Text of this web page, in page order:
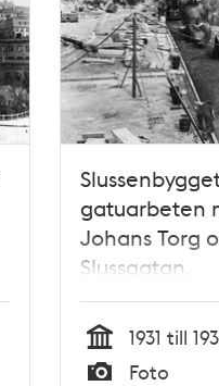
gatuarbeten
Johans Torg
Slussgatan,
Tid
1931 till
Foto